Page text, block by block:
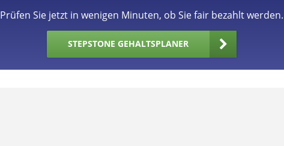
Prüfen Sie jetzt in wenigen Minuten, ob Sie fair bezahlt werden.
STEPSTONE GEHALTSPLANER